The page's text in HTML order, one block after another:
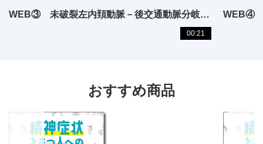
WEB③ 未破裂左内頚動脈－後交通動脈分岐部動脈瘤
00:21
おすすめ商品